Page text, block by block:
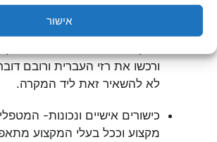
אישור
ורכשו את רזי העברית ורובם
לא להשאיר זאת ליד המקרה.
כישורים אישיים ונכונות-
מקצוע וככל בעלי המקצוע